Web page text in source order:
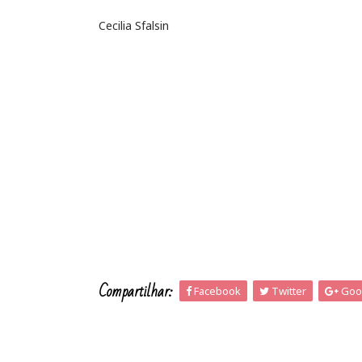
Cecilia Sfalsin
Compartilhar: Facebook Twitter